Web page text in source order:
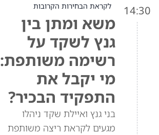
14:30 לקראת הבחירות הקרובות
משא ומתן בין
גנץ לשקד על
רשימה משותפת:
מי יקבל את
התפקיד הבכיר?
בני גנץ ואיילת שקד ניהלו
מגעים לקראת ריצה משותפת